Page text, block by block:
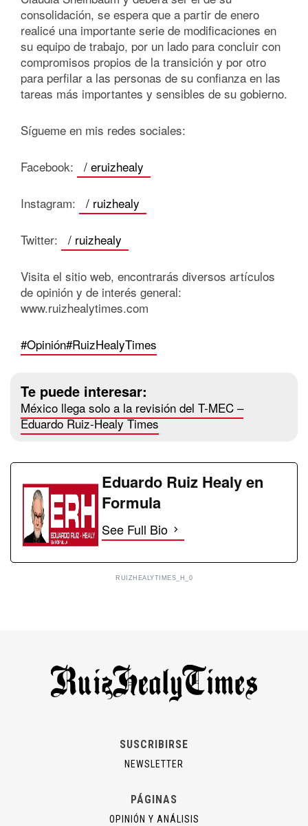
consolidación, se espera que a partir de enero
realicé una importante serie de modificaciones en
su equipo de trabajo, por un lado para concluir con
compromisos propios de la transición y por otro
para perfilar a las personas de su confianza en las
tareas más importantes y sensibles de su gobierno.
Sígueme en mis redes sociales:
Facebook: / eruizhealy
Instagram: / ruizhealy
Twitter: / ruizhealy
Visita el sitio web, encontrarás diversos artículos
de opinión y de interés general:
www.ruizhealytimes.com
#Opinión#RuizHealyTimes
Te puede interesar:
México llega solo a la revisión del T-MEC –
Eduardo Ruiz-Healy Times
Eduardo Ruiz Healy en
Formula
See Full Bio
RUIZHEALYTIMES_H_0
SUSCRIBIRSE
NEWSLETTER
PÁGINAS
OPINIÓN Y ANÁLISIS